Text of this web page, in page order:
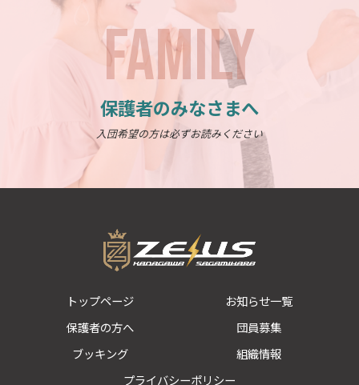
FAMILY
保護者のみなさまへ
入団希望の方は必ずお読みください
トップページ
お知らせ一覧
保護者の方へ
団員募集
ブッキング
組織情報
プライバシーポリシー